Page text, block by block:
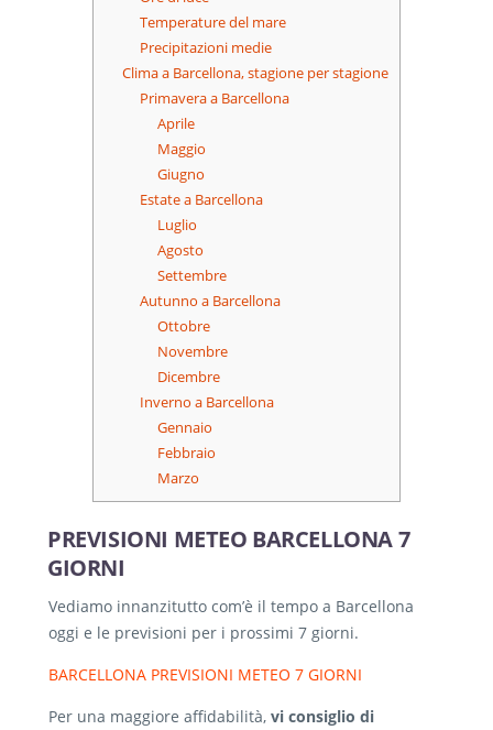
Temperature del mare
Precipitazioni medie
Clima a Barcellona, stagione per stagione
Primavera a Barcellona
Aprile
Maggio
Giugno
Estate a Barcellona
Luglio
Agosto
Settembre
Autunno a Barcellona
Ottobre
Novembre
Dicembre
Inverno a Barcellona
Gennaio
Febbraio
Marzo
PREVISIONI METEO BARCELLONA 7
GIORNI
Vediamo innanzitutto com’è il tempo a Barcellona
oggi e le previsioni per i prossimi 7 giorni.
BARCELLONA PREVISIONI METEO 7 GIORNI
Per una maggiore affidabilità, vi consiglio di